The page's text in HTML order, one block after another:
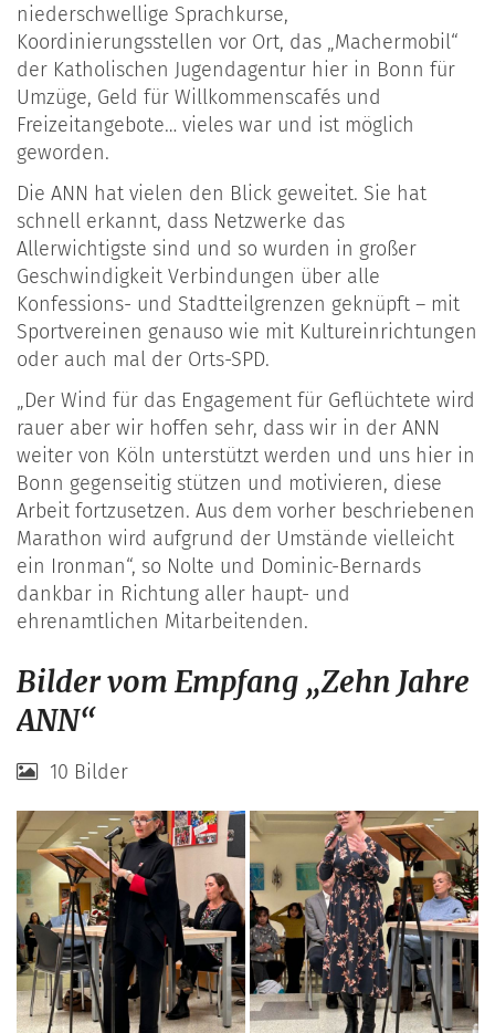
niederschwellige Sprachkurse,
Koordinierungsstellen vor Ort, das „Machermobil“
der Katholischen Jugendagentur hier in Bonn für
Umzüge, Geld für Willkommenscafés und
Freizeitangebote… vieles war und ist möglich
geworden.
Die ANN hat vielen den Blick geweitet. Sie hat
schnell erkannt, dass Netzwerke das
Allerwichtigste sind und so wurden in großer
Geschwindigkeit Verbindungen über alle
Konfessions- und Stadtteilgrenzen geknüpft – mit
Sportvereinen genauso wie mit Kultureinrichtungen
oder auch mal der Orts-SPD.
„Der Wind für das Engagement für Geflüchtete wird
rauer aber wir hoffen sehr, dass wir in der ANN
weiter von Köln unterstützt werden und uns hier in
Bonn gegenseitig stützen und motivieren, diese
Arbeit fortzusetzen. Aus dem vorher beschriebenen
Marathon wird aufgrund der Umstände vielleicht
ein Ironman“, so Nolte und Dominic-Bernards
dankbar in Richtung aller haupt- und
ehrenamtlichen Mitarbeitenden.
Bilder vom Empfang „Zehn Jahre
ANN“
10 Bilder